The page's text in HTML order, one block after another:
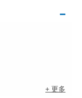
+ 更多